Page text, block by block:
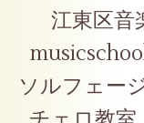
江東区音
ソルフェー